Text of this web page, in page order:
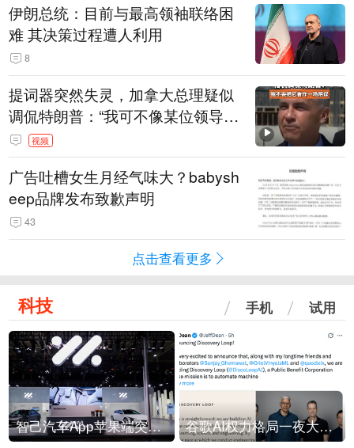
伊朗总统：目前与最高领袖联络困
难 其决策过程遭人利用
8
提词器突然失灵，加拿大总理疑似
调侃特朗普：“我可不像某位领导
人，把这当成一场阴谋”，全场哄笑
视频
广告吐槽女生月经气味大？babysh
eep品牌发布致歉声明
43
点击查看更多
科技 手机 试用
智己汽车App苹果端突然“下架” 谷歌AI权力格局一夜大洗牌